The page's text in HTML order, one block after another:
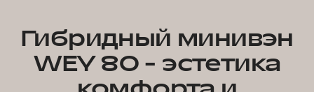
Гибридный минивэн
WEY 80 - эстетика